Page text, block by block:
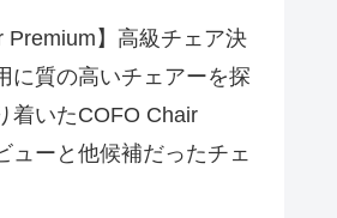
Premium】高級チェア決
に質の高いチェアーを探
着いたCOFO Chair
ューと他候補だったチェ